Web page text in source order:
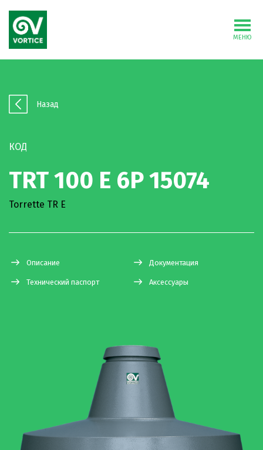
МЕНЮ
Назад
КОД
TRT 100 E 6P 15074
Torrette TR E
Описание Документация
Технический паспорт Аксессуары